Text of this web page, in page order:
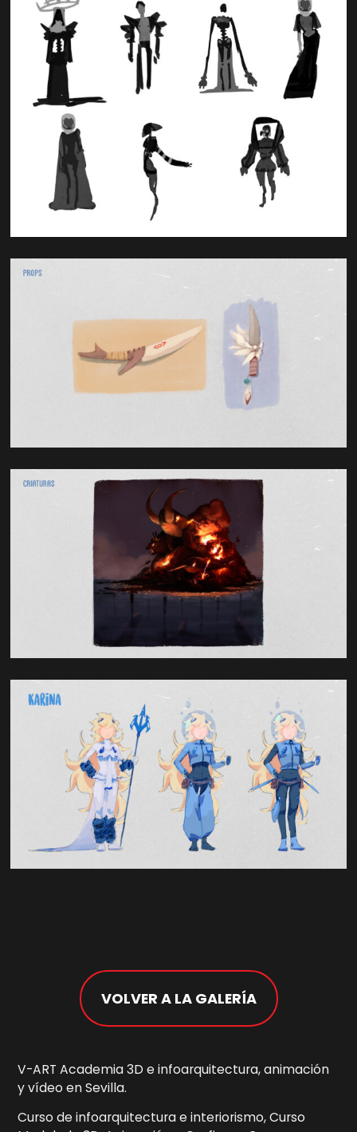
VOLVER A LA GALERÍA
V-ART Academia 3D e infoarquitectura, animación
y vídeo en Sevilla.
Curso de infoarquitectura e interiorismo, Curso